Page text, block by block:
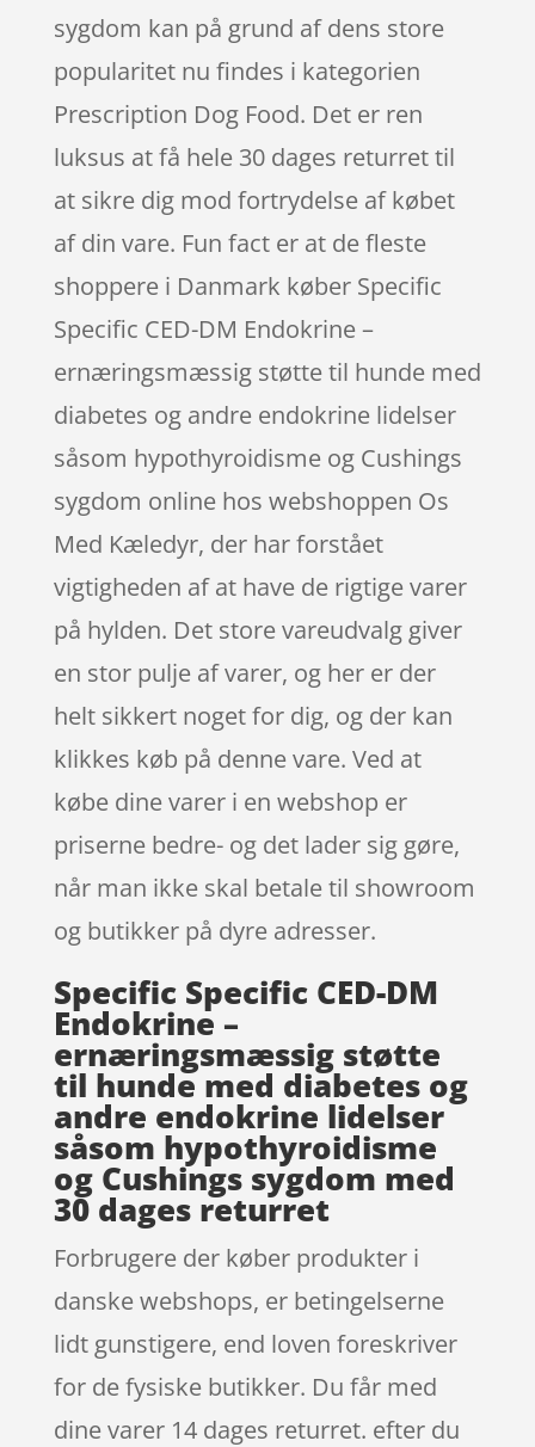
sygdom kan på grund af dens store
popularitet nu findes i kategorien
Prescription Dog Food. Det er ren
luksus at få hele 30 dages returret til
at sikre dig mod fortrydelse af købet
af din vare. Fun fact er at de fleste
shoppere i Danmark køber Specific
Specific CED-DM Endokrine –
ernæringsmæssig støtte til hunde med
diabetes og andre endokrine lidelser
såsom hypothyroidisme og Cushings
sygdom online hos webshoppen Os
Med Kæledyr, der har forstået
vigtigheden af at have de rigtige varer
på hylden. Det store vareudvalg giver
en stor pulje af varer, og her er der
helt sikkert noget for dig, og der kan
klikkes køb på denne vare. Ved at
købe dine varer i en webshop er
priserne bedre- og det lader sig gøre,
når man ikke skal betale til showroom
og butikker på dyre adresser.
Specific Specific CED-DM
Endokrine –
ernæringsmæssig støtte
til hunde med diabetes og
andre endokrine lidelser
såsom hypothyroidisme
og Cushings sygdom med
30 dages returret
Forbrugere der køber produkter i
danske webshops, er betingelserne
lidt gunstigere, end loven foreskriver
for de fysiske butikker. Du får med
dine varer 14 dages returret. efter du